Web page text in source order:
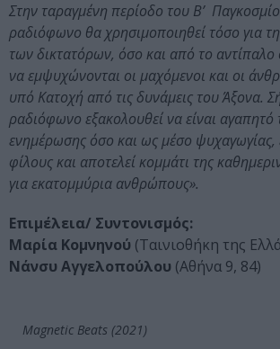
Στην ταραγμένη περίοδο του Β’
ραδιόφωνο θα χρησιμοποιηθεί τόσο για
των δικτατόρων, όσο και από το αντίπαλο
να εμψυχώνονται οι μαχόμενοι και οι
υπό Κατοχή από τις δυνάμεις του Άξονα.
ραδιόφωνο εξακολουθεί να είναι
ενημέρωσης όσο και ως μέσο ψυχαγωγίας,
φίλους και αποτελεί κομμάτι της
για εκατομμύρια ανθρώπους».
Επιμέλεια/ Συντονισμός:
Μαρία Κομνηνού (Ταινιοθήκη της
Νάνσυ Αγγελοπούλου (Αθήνα 9, 84)
Magnetic Beats (2021)